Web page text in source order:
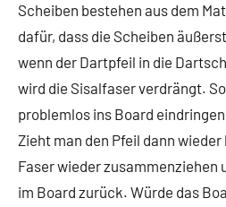
Scheiben bestehen aus dem
dafür, dass die Scheiben
wenn der Dartpfeil in die
wird die Sisalfaser verdrängt.
problemlos ins Board
Zieht man den Pfeil dann
Faser wieder zusammenziehen
im Board zurück. Würde das